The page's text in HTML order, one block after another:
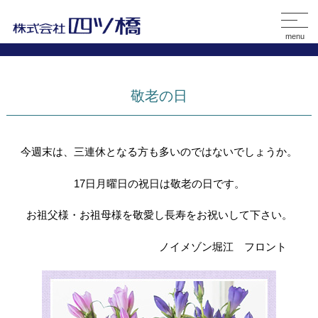
menu
敬老の日
今週末は、三連休となる方も多いのではないでしょうか。
17日月曜日の祝日は敬老の日です。
お祖父様・お祖母様を敬愛し長寿をお祝いして下さい。
ノイメゾン堀江 フロント